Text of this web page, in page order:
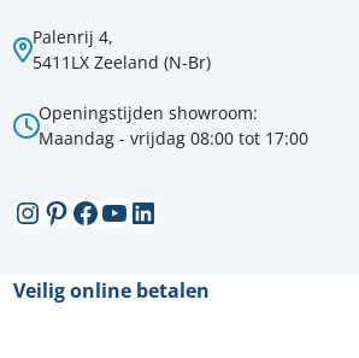
Palenrij 4,
5411LX Zeeland (N-Br)
Openingstijden showroom:
Maandag - vrijdag 08:00 tot 17:00
Instagram
Pinterest
Facebook
YouTube
LinkedIn
Veilig online betalen